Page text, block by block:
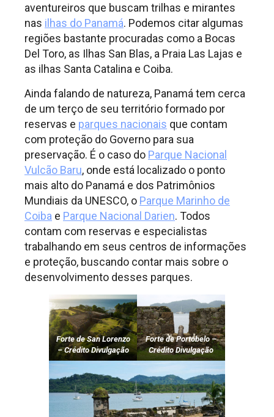
aventureiros que buscam trilhas e mirantes
nas ilhas do Panamá. Podemos citar algumas
regiões bastante procuradas como a Bocas
Del Toro, as Ilhas San Blas, a Praia Las Lajas e
as ilhas Santa Catalina e Coiba.
Ainda falando de natureza, Panamá tem cerca
de um terço de seu território formado por
reservas e parques nacionais que contam
com proteção do Governo para sua
preservação. É o caso do Parque Nacional
Vulcão Baru, onde está localizado o ponto
mais alto do Panamá e dos Patrimônios
Mundiais da UNESCO, o Parque Marinho de
Coiba e Parque Nacional Darien. Todos
contam com reservas e especialistas
trabalhando em seus centros de informações
e proteção, buscando contar mais sobre o
desenvolvimento desses parques.
Forte de San Lorenzo
– Crédito Divulgação
Forte de Portobelo –
Crédito Divulgação